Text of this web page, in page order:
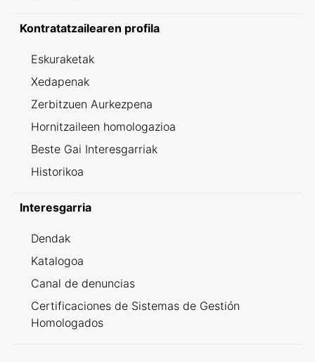
Kontratatzailearen profila
Eskuraketak
Xedapenak
Zerbitzuen Aurkezpena
Hornitzaileen homologazioa
Beste Gai Interesgarriak
Historikoa
Interesgarria
Dendak
Katalogoa
Canal de denuncias
Certificaciones de Sistemas de Gestión
Homologados